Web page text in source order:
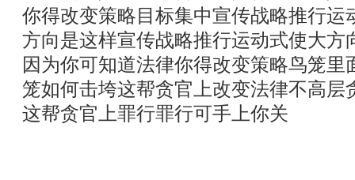
你得改变策略目标集中宣传战略推行运
方向是这样宣传战略推行运动式使大方
因为你可知道法律你得改变策略鸟笼里
笼如何击垮这帮贪官上改变法律不高层
这帮贪官上罪行罪行可手上你关